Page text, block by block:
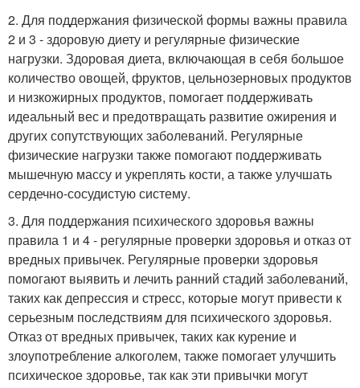
2. Для поддержания физической формы важны правила
2 и 3 - здоровую диету и регулярные физические
нагрузки. Здоровая диета, включающая в себя большое
количество овощей, фруктов, цельнозерновых продуктов
и низкожирных продуктов, помогает поддерживать
идеальный вес и предотвращать развитие ожирения и
других сопутствующих заболеваний. Регулярные
физические нагрузки также помогают поддерживать
мышечную массу и укреплять кости, а также улучшать
сердечно-сосудистую систему.
3. Для поддержания психического здоровья важны
правила 1 и 4 - регулярные проверки здоровья и отказ от
вредных привычек. Регулярные проверки здоровья
помогают выявить и лечить ранний стадий заболеваний,
таких как депрессия и стресс, которые могут привести к
серьезным последствиям для психического здоровья.
Отказ от вредных привычек, таких как курение и
злоупотребление алкоголем, также помогает улучшить
психическое здоровье, так как эти привычки могут